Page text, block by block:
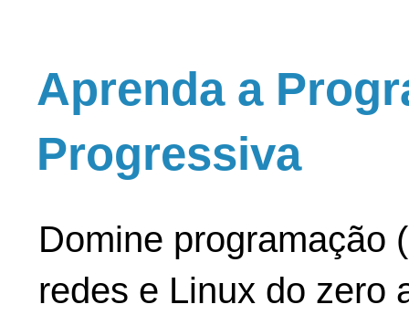
Aprenda a
Progressiva
Domine programação
redes e Linux do zero